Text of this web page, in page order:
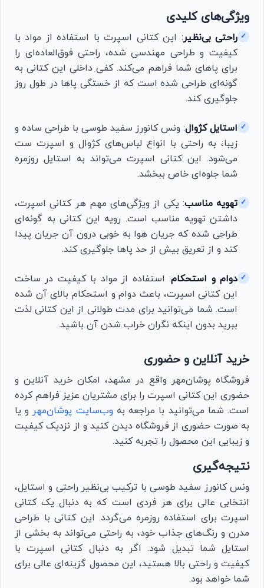
ویژگی‌های کلیدی
✓ راحتی بی‌نظیر: این کتانی اسپرت با استفاده از مواد با
کیفیت و طراحی مهندسی شده، راحتی فوق‌العاده‌ای را
برای پاهای شما فراهم می‌کند. کفی داخلی این کتانی به
گونه‌ای طراحی شده است که از خستگی پاها در طول روز
جلوگیری کند.
✓ استایل کژوال: ونس کانورز سفید طوسی با طراحی ساده و
زیبا، به راحتی با انواع لباس‌های کژوال و اسپرت ست
می‌شود. این کتانی اسپرت می‌تواند به استایل روزمره
شما جلوه‌ای خاص ببخشد.
✓ تهویه مناسب: یکی از ویژگی‌های مهم هر کتانی اسپرت،
داشتن تهویه مناسب است. رویه این کتانی به گونه‌ای
طراحی شده که جریان هوا به خوبی درون آن جریان پیدا
کند و از تعریق بیش از حد پاها جلوگیری کند.
✓ دوام و استحکام: استفاده از مواد با کیفیت در ساخت
این کتانی اسپرت، باعث دوام و استحکام بالای آن شده
است. شما می‌توانید برای مدت طولانی از این کتانی لذت
ببرید بدون اینکه نگران خراب شدن آن باشید.
خرید آنلاین و حضوری
فروشگاه پوشان‌مهر واقع در مشهد، امکان خرید آنلاین و
حضوری این کتانی اسپرت را برای مشتریان عزیز فراهم کرده
است. شما می‌توانید با مراجعه به وب‌سایت پوشان‌مهر و یا
به صورت حضوری از فروشگاه دیدن کنید و از نزدیک کیفیت
و زیبایی این محصول را تجربه کنید.
نتیجه‌گیری
ونس کانورز سفید طوسی با ترکیب بی‌نظیر راحتی و استایل،
انتخابی عالی برای هر فردی است که به دنبال یک کتانی
اسپرت برای استفاده روزمره می‌گردد. این کتانی با طراحی
مدرن و رنگ‌های جذاب خود، به راحتی می‌تواند به بخشی از
استایل شما تبدیل شود. اگر به دنبال کتانی اسپرت با
کیفیت و راحتی بالا هستید، این محصول گزینه‌ای عالی برای
شما خواهد بود.